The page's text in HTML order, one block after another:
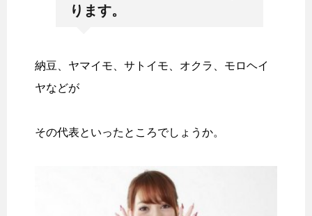
ります。
納豆、ヤマイモ、サトイモ、オクラ、モロヘイ
ヤなどが
その代表といったところでしょうか。